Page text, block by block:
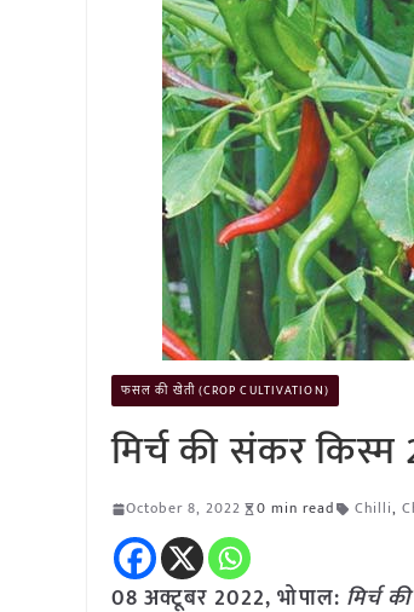
फसल की खेती (CROP CULTIVATION)
मिर्च की संकर
October 8, 2022 0 min read Chilli,
08 अक्टूबर 2022, भोपाल: मिर्च